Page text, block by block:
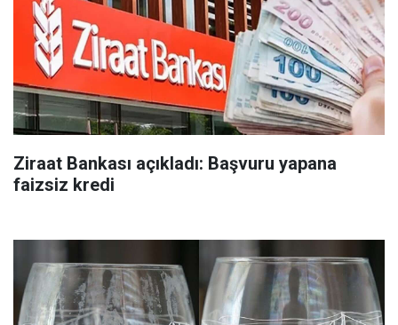
Ziraat Bankası açıkladı: Başvuru yapana
faizsiz kredi